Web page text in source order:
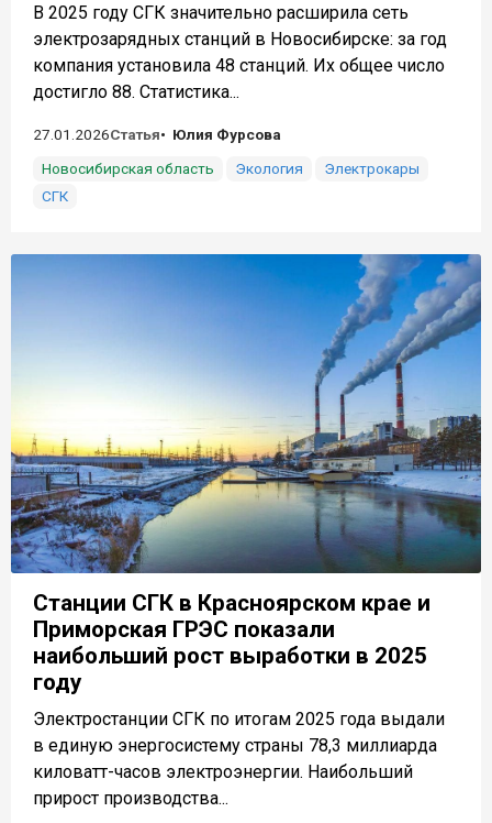
В 2025 году СГК значительно расширила сеть
электрозарядных станций в Новосибирске: за год
компания установила 48 станций. Их общее число
достигло 88. Статистика...
27.01.2026Статья
Юлия Фурсова
Новосибирская область
Экология
Электрокары
СГК
Станции СГК в Красноярском крае и
Приморская ГРЭС показали
наибольший рост выработки в 2025
году
Электростанции СГК по итогам 2025 года выдали
в единую энергосистему страны 78,3 миллиарда
киловатт-часов электроэнергии. Наибольший
прирост производства...